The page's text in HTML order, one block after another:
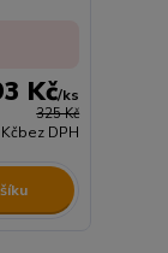
325 Kč
Kč/ks
bez DPH